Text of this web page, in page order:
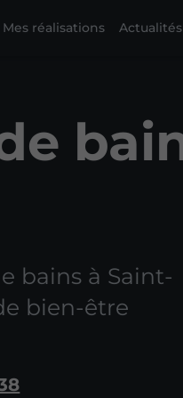
Mes réalisations Actualités
bains à Saint-
bien-être